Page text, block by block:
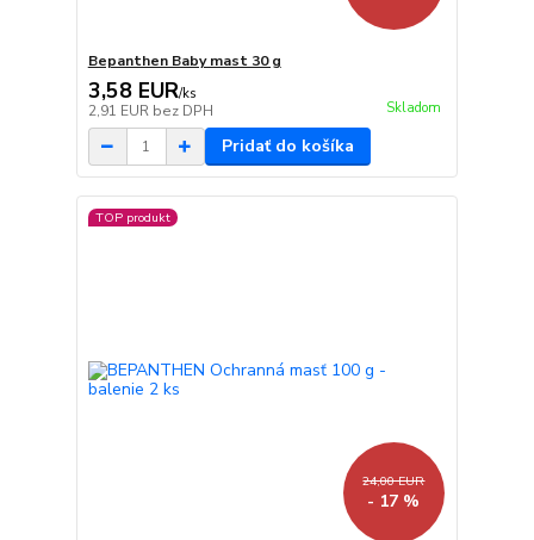
Bepanthen Baby mast 30 g
3,58 EUR/ks
2,91 EUR bez DPH Skladom
Pridať do košíka
TOP produkt
24,00 EUR
- 17 %